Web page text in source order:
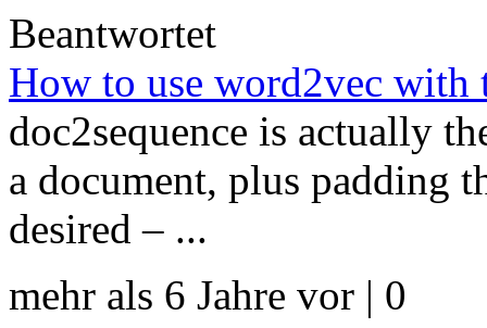
Beantwortet
How to use word2vec with
doc2sequence is actually
a document, plus padding
desired – ...
mehr als 6 Jahre vor | 0